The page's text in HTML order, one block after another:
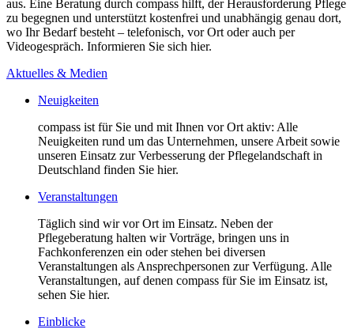
aus. Eine Beratung durch compass hilft, der Herausforderung Pflege
zu begegnen und unterstützt kostenfrei und unabhängig genau dort,
wo Ihr Bedarf besteht – telefonisch, vor Ort oder auch per
Videogespräch. Informieren Sie sich hier.
Aktuelles & Medien
Neuigkeiten
compass ist für Sie und mit Ihnen vor Ort aktiv: Alle
Neuigkeiten rund um das Unternehmen, unsere Arbeit sowie
unseren Einsatz zur Verbesserung der Pflegelandschaft in
Deutschland finden Sie hier.
Veranstaltungen
Täglich sind wir vor Ort im Einsatz. Neben der
Pflegeberatung halten wir Vorträge, bringen uns in
Fachkonferenzen ein oder stehen bei diversen
Veranstaltungen als Ansprechpersonen zur Verfügung. Alle
Veranstaltungen, auf denen compass für Sie im Einsatz ist,
sehen Sie hier.
Einblicke